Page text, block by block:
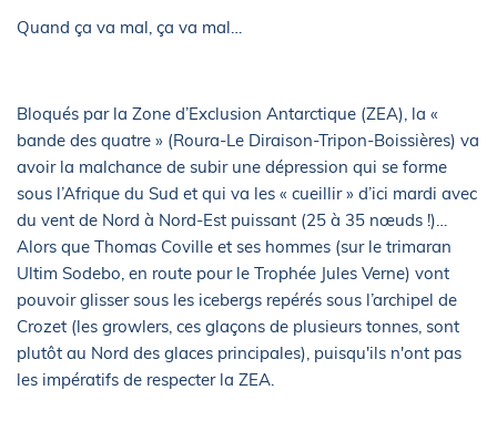
Quand ça va mal, ça va mal…
Bloqués par la Zone d’Exclusion Antarctique (ZEA), la «
bande des quatre » (Roura-Le Diraison-Tripon-Boissières) va
avoir la malchance de subir une dépression qui se forme
sous l’Afrique du Sud et qui va les « cueillir » d’ici mardi avec
du vent de Nord à Nord-Est puissant (25 à 35 nœuds !)…
Alors que Thomas Coville et ses hommes (sur le trimaran
Ultim Sodebo, en route pour le Trophée Jules Verne) vont
pouvoir glisser sous les icebergs repérés sous l’archipel de
Crozet (les growlers, ces glaçons de plusieurs tonnes, sont
plutôt au Nord des glaces principales), puisqu'ils n'ont pas
les impératifs de respecter la ZEA.